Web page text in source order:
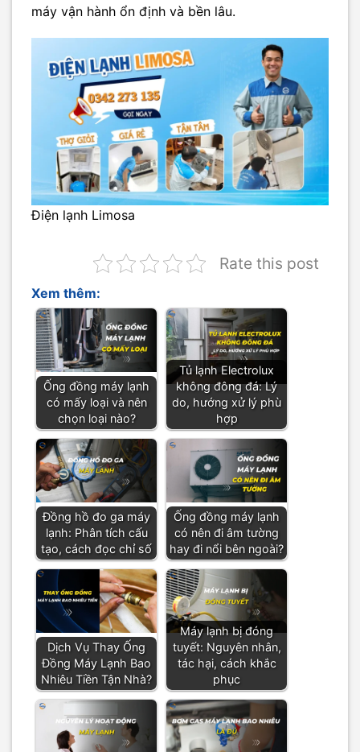
máy vận hành ổn định và bền lâu.
Điện lạnh Limosa
Rate this post
Xem thêm:
Ống đồng máy lạnh
có mấy loại và nên
chọn loại nào?
Tủ lạnh Electrolux
không đông đá: Lý
do, hướng xử lý phù
hợp
Đồng hồ đo ga máy
lạnh: Phân tích cấu
tạo, cách đọc chỉ số
Ống đồng máy lạnh
có nên đi âm tường
hay đi nổi bên ngoài?
Dịch Vụ Thay Ống
Đồng Máy Lạnh Bao
Nhiêu Tiền Tận Nhà?
Máy lạnh bị đóng
tuyết: Nguyên nhân,
tác hại, cách khắc
phục